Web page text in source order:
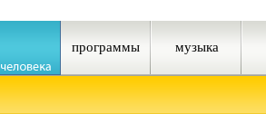
программы музыка